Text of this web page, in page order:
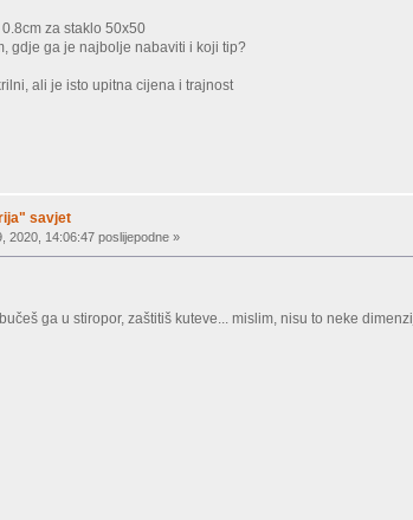
za staklo 50x50
gdje ga je najbolje nabaviti i koji tip?
ali je isto upitna cijena i trajnost
savjet
2020, 14:06:47 poslijepodne »
ga u stiropor, zaštitiš kuteve... mislim, nisu to neke